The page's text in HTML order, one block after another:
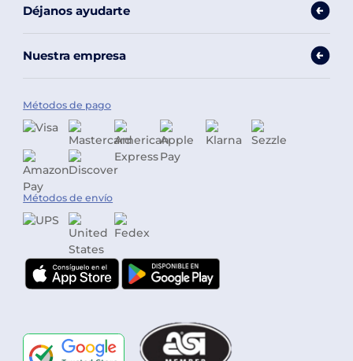
Déjanos ayudarte
Nuestra empresa
Métodos de pago
Métodos de envío